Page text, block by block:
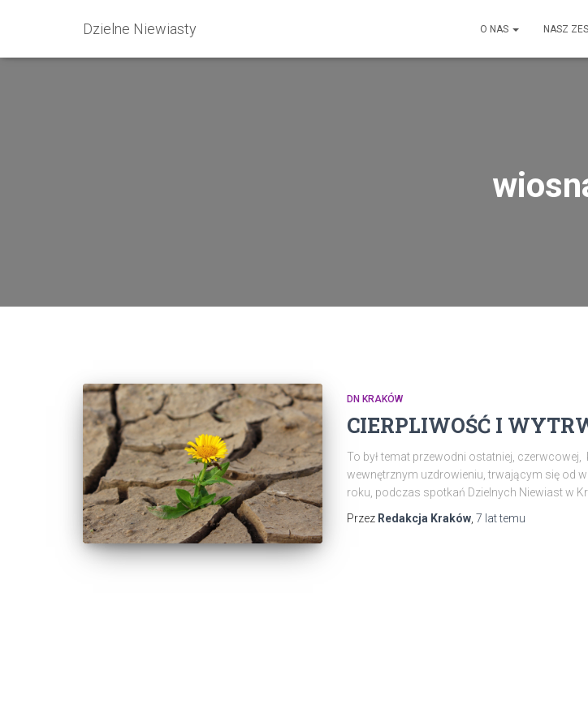
Dzielne Niewiasty O NAS NASZ
DN KRAKÓW
CIERPLIWOŚĆ I
To był temat przewodni ostatniej, czerwcowej,
wewnętrznym uzdrowieniu, trwającym się od
roku, podczas spotkań Dzielnych Niewiast w
Przez Redakcja Kraków 7 lattemu